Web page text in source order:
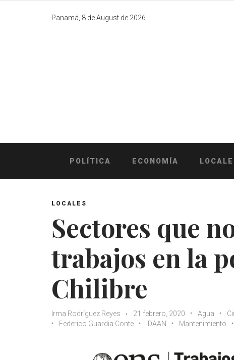
Panamá, 8 de August de 2026.
POLÍTICA ECONOMÍA
LOCALES
Sectores que
trabajos en la
Chilibre
Irma Rodríguez Reyes 21 febrero, 2020 Agua
Federico Guardia Conte
IDAAN Mantenimiento